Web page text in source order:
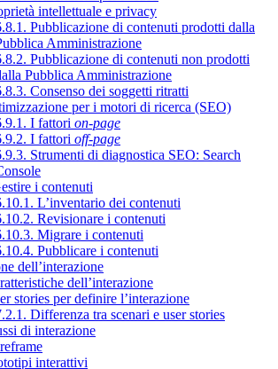
intellettuale e privacy
Pubblicazione di contenuti prodotti dalla
Amministrazione
Pubblicazione di contenuti non prodotti
Pubblica Amministrazione
Consenso dei soggetti ritratti
per i motori di ricerca (SEO)
I fattori on-page
I fattori off-page
Strumenti di diagnostica SEO: Search
i contenuti
L’inventario dei contenuti
Revisionare i contenuti
Migrare i contenuti
Pubblicare i contenuti
dell’interazione
dell’interazione
stories per definire l’interazione
Differenza tra scenari e user stories
di interazione
interattivi